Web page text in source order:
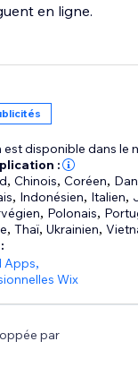
en ligne.
disponible dans le
:
,Chinois,Coréen,
, Indonésien, Italien,
, Polonais,
,Thaï,Ukrainien,
Apps,
Wix
par